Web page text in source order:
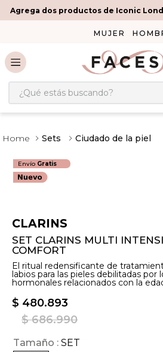
Agrega dos productos de Iconic
MUJER
¿Qué estás buscando?
Sets Ciudado de la piel
Envío Gratis
CLARINS
SET CLARINS MULTI
COMFORT
El ritual redensificante de
labios para las pieles debilitadas por
hormonales relacionados con la
$ 480.893
$ 686.990
Tamaño SET